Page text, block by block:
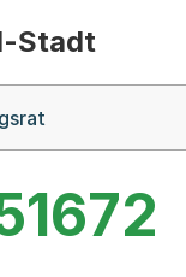
Stadt